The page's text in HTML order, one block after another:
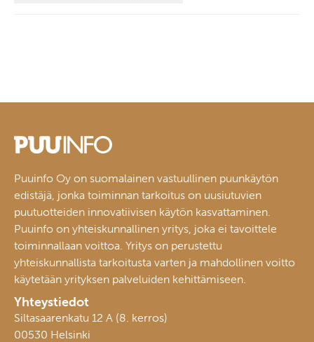
Puuinfo Oy on suomalainen vastuullinen puunkäytön
edistäjä, jonka toiminnan tarkoitus on uusiutuvien
puutuotteiden innovatiivisen käytön kasvattaminen.
Puuinfo on yhteiskunnallinen yritys, joka ei tavoittele
toiminnallaan voittoa. Yritys on perustettu
yhteiskunnallista tarkoitusta varten ja mahdollinen voitto
käytetään yrityksen palveluiden kehittämiseen.
Yhteystiedot
Siltasaarenkatu 12 A (8. kerros)
00530 Helsinki